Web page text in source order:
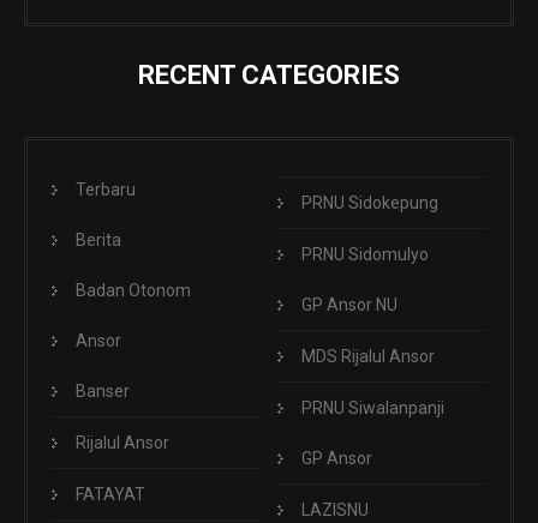
RECENT CATEGORIES
Terbaru
Berita
Badan Otonom
Ansor
Banser
Rijalul Ansor
FATAYAT
PRNU Sidokepung
PRNU Sidomulyo
GP Ansor NU
MDS Rijalul Ansor
PRNU Siwalanpanji
GP Ansor
LAZISNU